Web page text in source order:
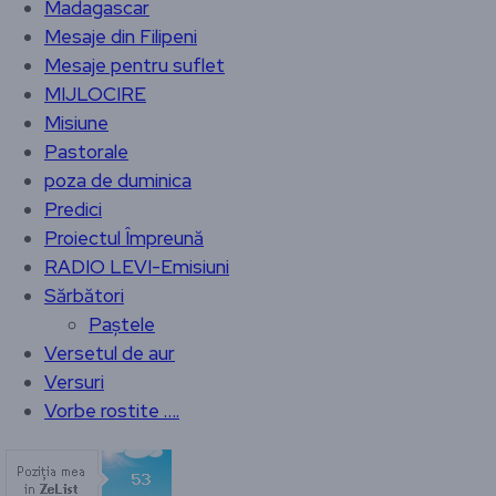
Madagascar
Mesaje din Filipeni
Mesaje pentru suflet
MIJLOCIRE
Misiune
Pastorale
poza de duminica
Predici
Proiectul Împreună
RADIO LEVI-Emisiuni
Sărbători
Paștele
Versetul de aur
Versuri
Vorbe rostite ….